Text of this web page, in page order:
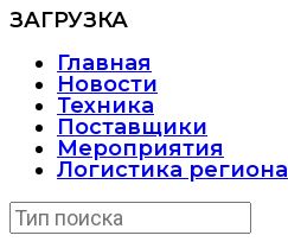
ЗАГРУЗКА
Главная
Новости
Техника
Поставщики
Мероприятия
Логистика региона